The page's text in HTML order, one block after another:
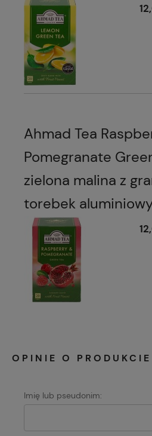
Ahmad Tea
Pomegranate
zielona malina z
torebek
OPINIE O
Imię lub pseudonim: